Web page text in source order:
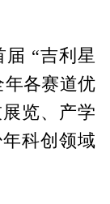
“吉利星
年各赛道优
览、产学
科创领域